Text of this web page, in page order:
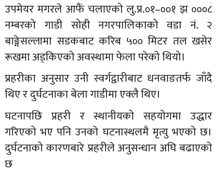
उपमेयर मगरले आफैं चलाएको लु.प्र.०१–००१ झ ०००८
नम्बरको गाडी सोही नगरपालिकाको वडा नं. २
बाङ्गेसल्लामा सडकबाट करिब ५०० मिटर तल खसेर
रूखमा अड्किएको अवस्थामा फेला परेको थियो।
प्रहरीका अनुसार उनी स्वर्गद्वारीबाट धनवाङतर्फ जाँदै
थिए र दुर्घटनाका बेला गाडीमा एक्लै थिए।
घटनापछि प्रहरी र स्थानीयको सहयोगमा उद्धार
गरिएको भए पनि उनको घटनास्थलमै मृत्यु भएको छ।
दुर्घटनाको कारणबारे प्रहरीले अनुसन्धान अघि बढाएको
छ